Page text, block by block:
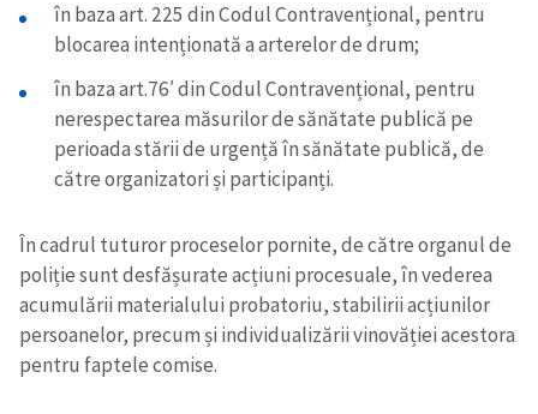
în baza art. 225 din Codul Contravențional, pentru
blocarea intenționată a arterelor de drum;
în baza art.76′ din Codul Contravențional, pentru
nerespectarea măsurilor de sănătate publică pe
perioada stării de urgență în sănătate publică, de
către organizatori și participanți.
În cadrul tuturor proceselor pornite, de către organul de
poliție sunt desfășurate acțiuni procesuale, în vederea
acumulării materialului probatoriu, stabilirii acțiunilor
persoanelor, precum și individualizării vinovăției acestora
pentru faptele comise.